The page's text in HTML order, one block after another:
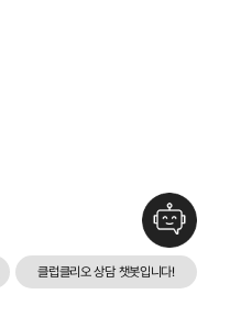
클럽클리오 상담 챗봇입니다!